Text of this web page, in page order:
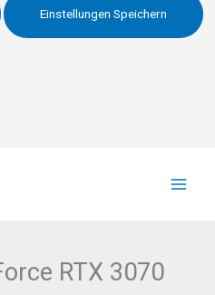
Einstellungen Speichern
RTX 3070